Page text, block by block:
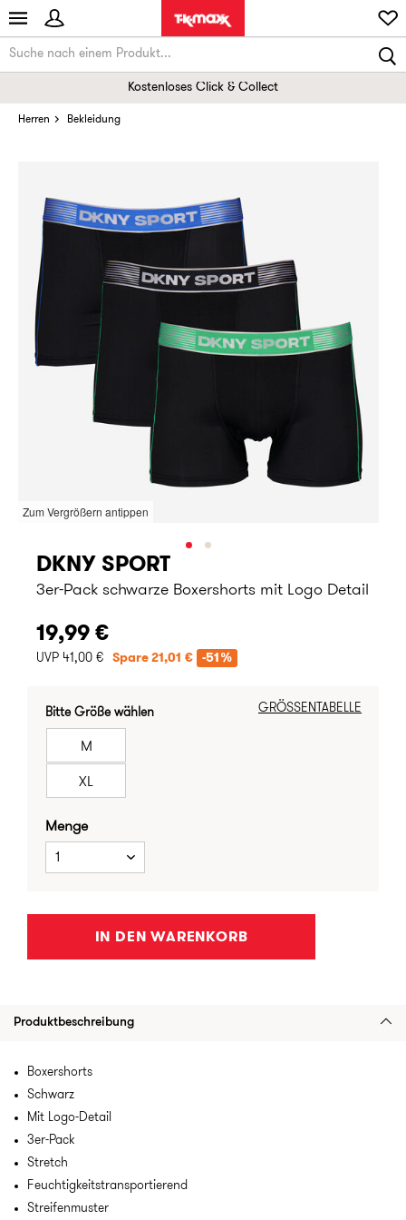
Kostenloses Click & Collect
Herren Bekleidung
Zum Vergrößern antippen
DKNY SPORT
3er-Pack schwarze Boxershorts mit Logo Detail
19,99 €
UVP 41,00 € Spare 21,01 € -51%
GRÖSSENTABELLE
Bitte Größe wählen
M
XL
Menge
1
IN DEN WARENKORB
Produktbeschreibung
Boxershorts
Schwarz
Mit Logo-Detail
3er-Pack
Stretch
Feuchtigkeitstransportierend
Streifenmuster